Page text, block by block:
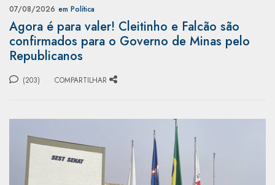
07/08/2026 em Política
Agora é para valer! Cleitinho e Falcão são
confirmados para o Governo de Minas pelo
Republicanos
(203) COMPARTILHAR